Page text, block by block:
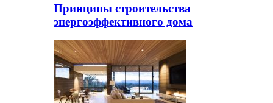
Принципы строительства
энергоэффективного дома